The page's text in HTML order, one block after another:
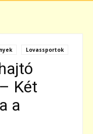
Lovassportok
Két
a